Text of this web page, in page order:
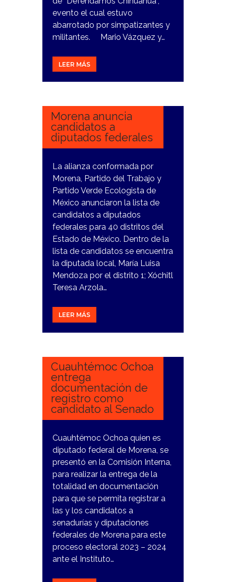
evento el cual estuvo
abarrotado por simpatizantes y
militantes. Mario Vázquez y…
LEER MÁS
15
Morena anuncia
candidatos a
diputados federales
La alianza conformada por
Morena, Partido del Trabajo y
Partido Verde Ecologista de
México anunciaron la lista de
candidatos a diputados
federales para 40 distritos del
Estado de México. Dentro de la
lista de candidatos se encuentra
la diputada local, María Luisa
Mendoza por el distrito 1; Xóchitl
Teresa Arzola…
LEER MÁS
10
Cuauhtémoc Ochoa
entrega
documentación de
registro como
candidato al Senado
Cuauhtémoc Ochoa quien es
diputado federal de Morena, se
presentó en la Comisión Interna,
para realizar la entrega de la
totalidad en documentación
para que se permita registrar a
las y los candidatos a
senadurías y diputaciones
federales de Morena para este
proceso electoral 2023 – 2024
ante el Instituto…